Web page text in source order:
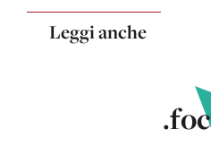
Leggi anche